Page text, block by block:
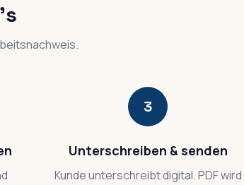
3
Unterschreiben & senden
Kunde unterschreibt digital. PDF wird